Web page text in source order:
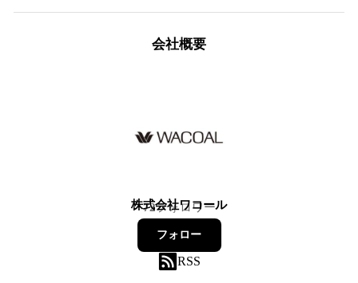
会社概要
株式会社ワコール
72フォロワー
フォロー
RSS